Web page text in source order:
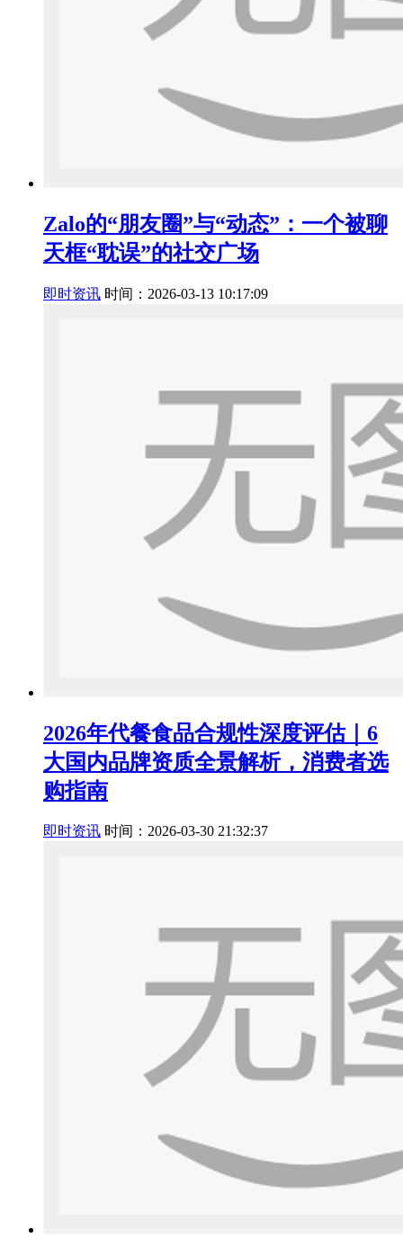
Zalo的“朋友圈”与“动态”：一个被聊
天框“耽误”的社交广场
即时资讯 时间：2026-03-13 10:17:09
2026年代餐食品合规性深度评估｜6
大国内品牌资质全景解析，消费者选
购指南
即时资讯 时间：2026-03-30 21:32:37